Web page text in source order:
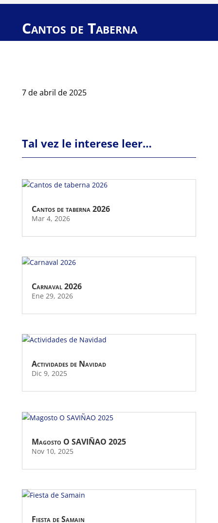
Cantos de Taberna
7 de abril de 2025
Tal vez le interese leer…
Cantos de taberna 2026
Mar 4, 2026
Carnaval 2026
Ene 29, 2026
Actividades de Navidad
Dic 9, 2025
Magosto O SAVIÑAO 2025
Nov 10, 2025
Fiesta de Samain